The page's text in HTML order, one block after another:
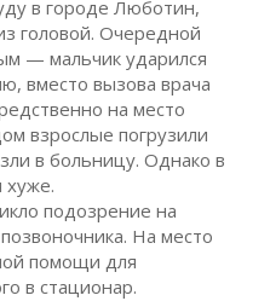
в городе Люботин,
головой. Очередной
— мальчик ударился
вместо вызова врача
на место
взрослые погрузили
в больницу. Однако в
хуже.
подозрение на
На место
помощи для
в стационар.